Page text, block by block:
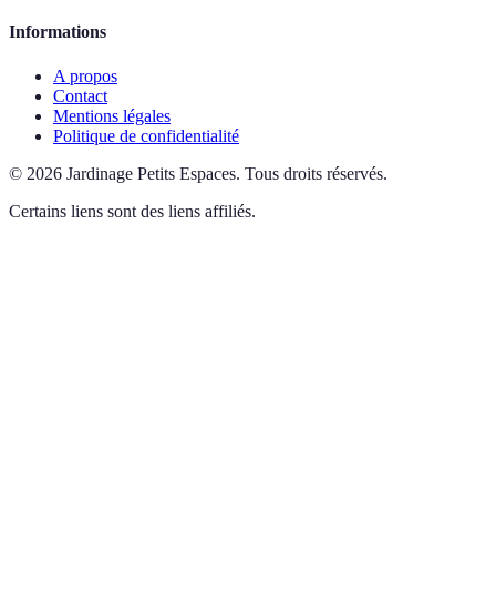
Informations
A propos
Contact
Mentions légales
Politique de confidentialité
© 2026 Jardinage Petits Espaces. Tous droits réservés.
Certains liens sont des liens affiliés.